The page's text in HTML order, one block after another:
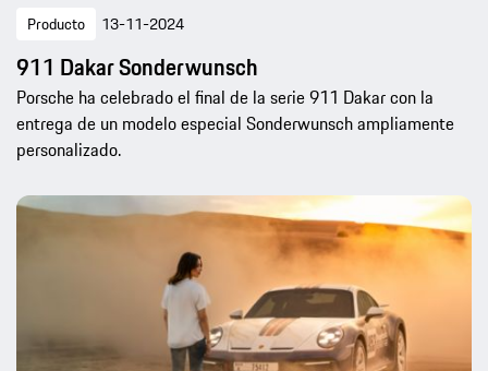
Producto 13-11-2024
911 Dakar Sonderwunsch
Porsche ha celebrado el final de la serie 911 Dakar con la
entrega de un modelo especial Sonderwunsch ampliamente
personalizado.